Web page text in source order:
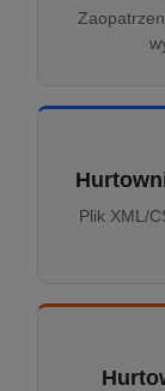
Plik XML/